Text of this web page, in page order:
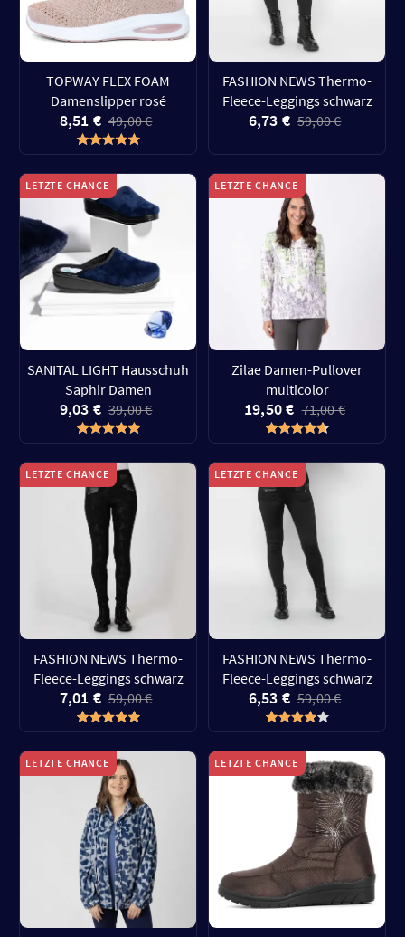
TOPWAY FLEX FOAM
Damenslipper rosé
8,51 € 49,00 €
FASHION NEWS Thermo-
Fleece-Leggings schwarz
6,73 € 59,00 €
LETZTE CHANCE
SANITAL LIGHT Hausschuh
Saphir Damen
9,03 € 39,00 €
LETZTE CHANCE
Zilae Damen-Pullover
multicolor
19,50 € 71,00 €
LETZTE CHANCE
FASHION NEWS Thermo-
Fleece-Leggings schwarz
7,01 € 59,00 €
LETZTE CHANCE
FASHION NEWS Thermo-
Fleece-Leggings schwarz
6,53 € 59,00 €
LETZTE CHANCE LETZTE CHANCE